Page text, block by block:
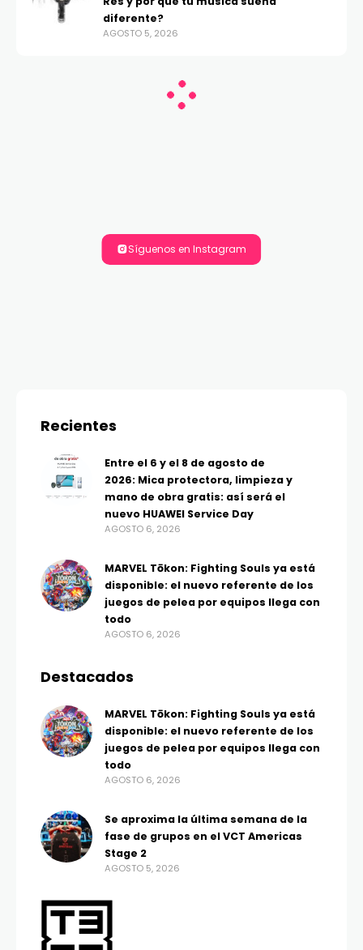
diferente?
AGOSTO 5, 2026
Síguenos en Instagram
Recientes
Entre el 6 y el 8 de agosto de
2026: Mica protectora, limpieza y
mano de obra gratis: así será el
nuevo HUAWEI Service Day
AGOSTO 6, 2026
MARVEL Tōkon: Fighting Souls ya está
disponible: el nuevo referente de los
juegos de pelea por equipos llega con
todo
AGOSTO 6, 2026
Destacados
MARVEL Tōkon: Fighting Souls ya está
disponible: el nuevo referente de los
juegos de pelea por equipos llega con
todo
AGOSTO 6, 2026
Se aproxima la última semana de la
fase de grupos en el VCT Americas
Stage 2
AGOSTO 5, 2026